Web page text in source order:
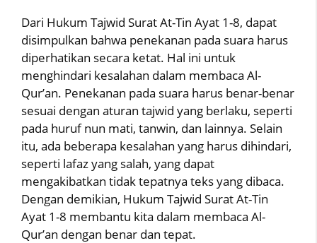
Dari Hukum Tajwid Surat At-Tin Ayat 1-8, dapat
disimpulkan bahwa penekanan pada suara harus
diperhatikan secara ketat. Hal ini untuk
menghindari kesalahan dalam membaca Al-
Qur’an. Penekanan pada suara harus benar-benar
sesuai dengan aturan tajwid yang berlaku, seperti
pada huruf nun mati, tanwin, dan lainnya. Selain
itu, ada beberapa kesalahan yang harus dihindari,
seperti lafaz yang salah, yang dapat
mengakibatkan tidak tepatnya teks yang dibaca.
Dengan demikian, Hukum Tajwid Surat At-Tin
Ayat 1-8 membantu kita dalam membaca Al-
Qur’an dengan benar dan tepat.